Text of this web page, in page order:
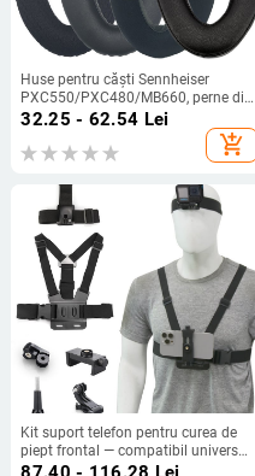
Huse pentru căști Sennheiser
PXC550/PXC480/MB660, perne din
burete și husă din piele
32.25 - 62.54 Lei
add_shopping_cart
Kit suport telefon pentru curea de
piept frontal — compatibil universal,
din plastic + bandă elastică, logo